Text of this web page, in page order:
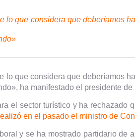
que considera que deberíamos
que considera que deberíamos
ha manifestado el presidente de
el sector turístico y ha rechazado
en el pasado el ministro de
y se ha mostrado partidario de